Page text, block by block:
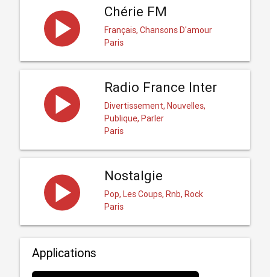
Chérie FM
Français, Chansons D'amour
Paris
Radio France Inter
Divertissement, Nouvelles,
Publique, Parler
Paris
Nostalgie
Pop, Les Coups, Rnb, Rock
Paris
Applications